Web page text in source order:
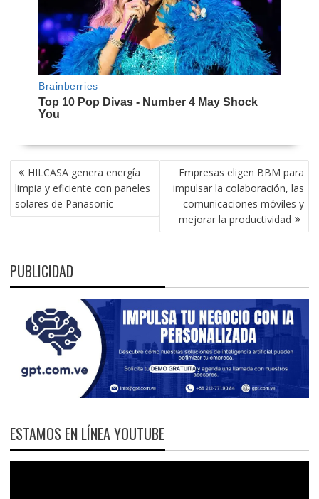
NAVEGACIÓN
DE
ENTRADAS
HILCASA genera energía
limpia y eficiente con paneles
solares de Panasonic
Empresas eligen BBM para
impulsar la colaboración, las
comunicaciones móviles y
mejorar la productividad
PUBLICIDAD
ESTAMOS EN LÍNEA YOUTUBE